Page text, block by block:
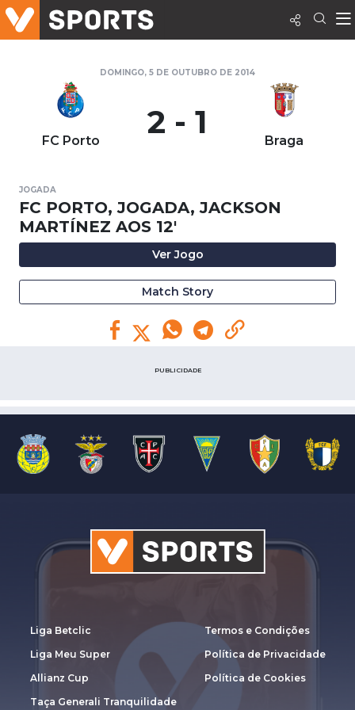
DOMINGO, 5 DE OUTUBRO DE 2014
FC Porto 2 - 1 Braga
JOGADA
FC PORTO, JOGADA, JACKSON
MARTÍNEZ AOS 12'
Ver Jogo
Match Story
PUBLICIDADE
Liga Betclic
Liga Meu Super
Allianz Cup
Taça Generali Tranquilidade
Termos e Condições
Política de Privacidade
Política de Cookies